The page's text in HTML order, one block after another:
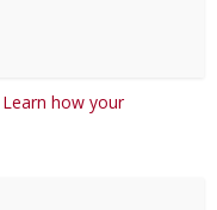
Learn how your